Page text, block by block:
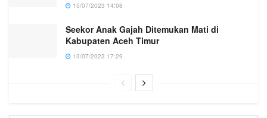
15/07/2023 14:08
Seekor Anak Gajah Ditemukan Mati di
Kabupaten Aceh Timur
13/07/2023 17:29